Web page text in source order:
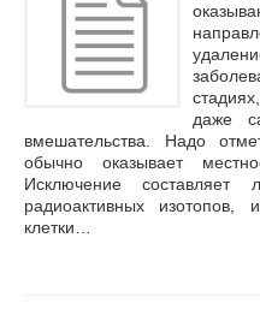
даже
вмешательства. Надо
обычно оказывает
Исключение составляет
радиоактивных изотопов,
клетки…